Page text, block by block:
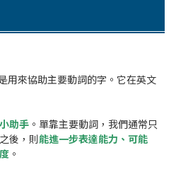
用來協助主要動詞的字。它在英文
助手 。單靠主要動詞，我們通常只
後，則能進一步表達能力、可能
。